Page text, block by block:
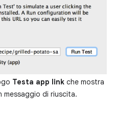
Testa app link che mostra
messaggio di riuscita.